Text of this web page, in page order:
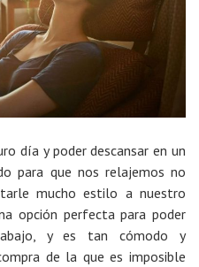
día y poder descansar en un
para que nos relajemos no
mucho estilo a nuestro
opción perfecta para poder
y es tan cómodo y
de la que es imposible